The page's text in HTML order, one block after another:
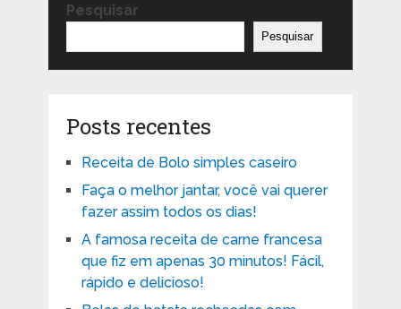
Pesquisar
Pesquisar
Posts recentes
Receita de Bolo simples caseiro
Faça o melhor jantar, você vai querer
fazer assim todos os dias!
A famosa receita de carne francesa
que fiz em apenas 30 minutos! Fácil,
rápido e delicioso!